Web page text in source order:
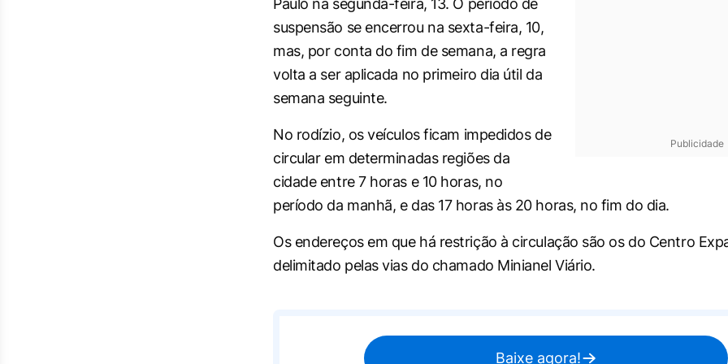
Publicidade
Paulo na segunda-feira, 13. O período de
suspensão se encerrou na sexta-feira, 10,
mas, por conta do fim de semana, a regra
volta a ser aplicada no primeiro dia útil da
semana seguinte.
No rodízio, os veículos ficam impedidos de
circular em determinadas regiões da
cidade entre 7 horas e 10 horas, no
período da manhã, e das 17 horas às 20 horas, no fim do dia.
Os endereços em que há restrição à circulação são os do Centro
delimitado pelas vias do chamado Minianel Viário.
Baixe agora!